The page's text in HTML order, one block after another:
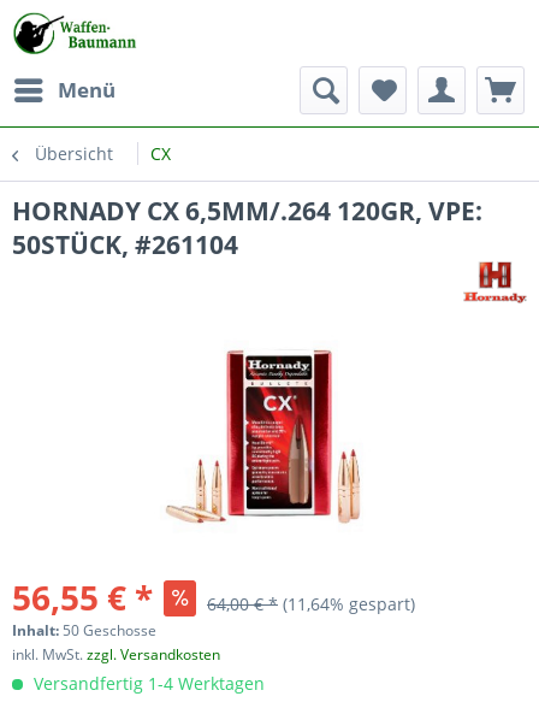
Menü
Übersicht CX
HORNADY CX 6,5MM/.264 120GR, VPE:
50STÜCK, #261104
56,55 € * 64,00 € * (11,64% gespart)
Inhalt: 50 Geschosse
inkl. MwSt.zzgl. Versandkosten
Versandfertig 1-4 Werktagen